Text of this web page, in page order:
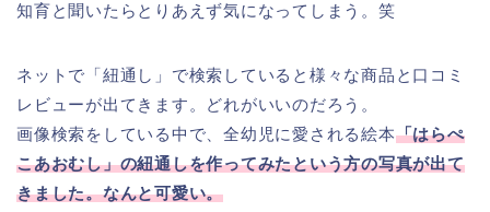
知育と聞いたらとりあえず気になってしまう。笑
ネットで「紐通し」で検索していると様々な商品と口コミ
レビューが出てきます。どれがいいのだろう。
画像検索をしている中で、全幼児に愛される絵本「はらぺ
こあおむし」の紐通しを作ってみたという方の写真が出て
きました。なんと可愛い。